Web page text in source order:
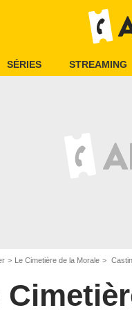
SÉRIES STREAMING
Le Cimetière de la Morale